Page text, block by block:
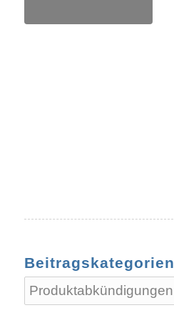
Beitragskategorien
Beitragskategorien